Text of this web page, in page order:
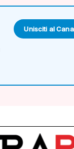
Unisciti al